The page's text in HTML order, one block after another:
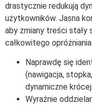
drastycznie redukują
użytkowników. Jasna
aby zmiany treści stały
całkowitego
Naprawdę się
(nawigacja,
dynamiczne krócej.
Wyraźnie